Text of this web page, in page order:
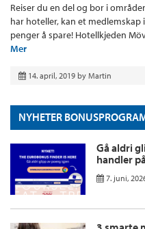
Reiser du en del og bor i
har hoteller, kan et
penger å spare! Hotellkjeden
Mer
14. april, 2019 by Martin
NYHETER
Gå aldri
handler
7. juni,